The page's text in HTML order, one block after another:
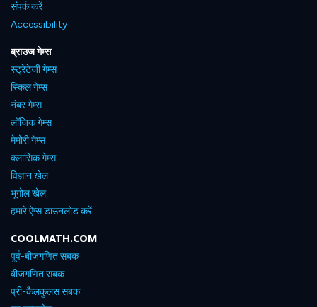
संपर्क करें
Accessibility
ब्राउज गेम्स
स्ट्रेटेजी गेम्स
स्किल गेम्स
नंबर गेम्स
लॉजिक गेम्स
मेमोरी गेम्स
क्लासिक गेम्स
विज्ञान खेल
भूगोल खेल
हमारे ऐप्स डाउनलोड करें
COOLMATH.COM
पूर्व-बीजगणित सबक
बीजगणित सबक
प्री-कैलकुलस सबक